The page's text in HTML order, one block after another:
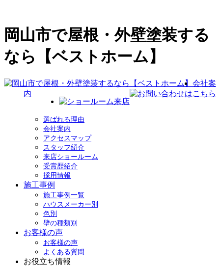
岡山市で屋根・外壁塗装する
なら【ベストホーム】
会社案
内
選ばれる理由
会社案内
アクセスマップ
スタッフ紹介
来店ショールーム
受賞歴紹介
採用情報
施工事例
施工事例一覧
ハウスメーカー別
色別
壁の種類別
お客様の声
お客様の声
よくある質問
お役立ち情報